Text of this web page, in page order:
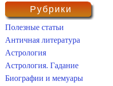
Рубрики
Полезные статьи
Античная литература
Астрология
Астрология. Гадание
Биографии и мемуары